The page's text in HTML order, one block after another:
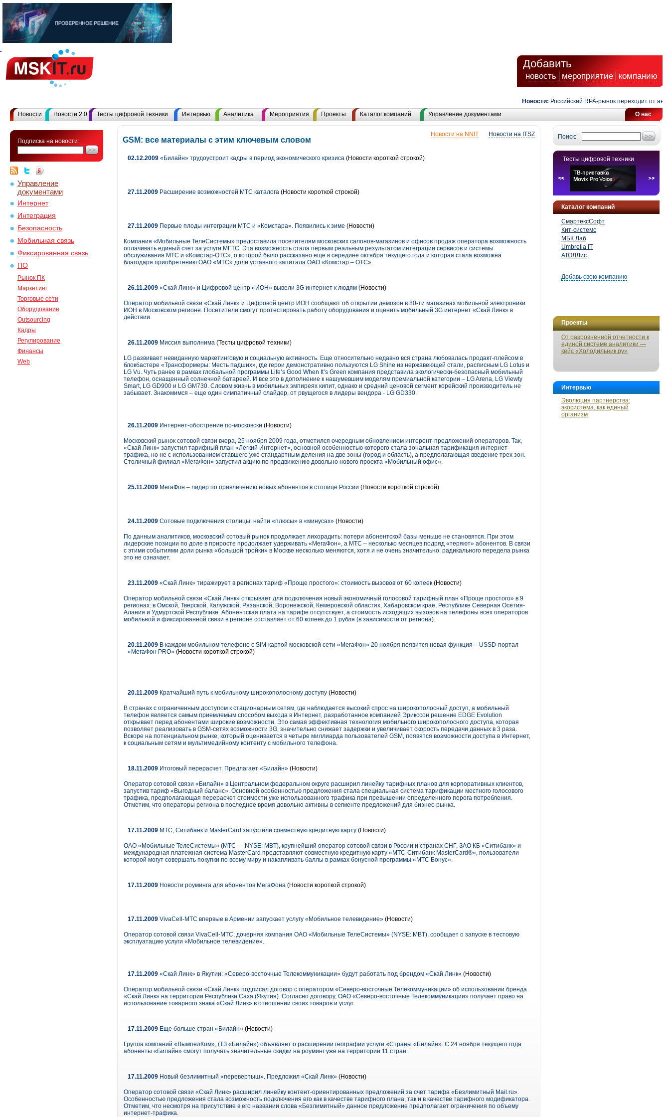
Добавить
новость мероприятие компанию
Новости: Российский RPA-рынок переходит от
О нас
Новости Новости 2.0 Тесты цифровой техники Интервью Аналитика Мероприятия Проекты Каталог компаний Управление документами
Подписка на новости:
Управление
документами
Интернет
Интеграция
Безопасность
Мобильная связь
Фиксированная связь
ПО
Рынок ПК
Маркетинг
Торговые сети
Оборудование
Outsourcing
Кадры
Регулирование
Финансы
Web
Поиск:
Тесты цифровой техники
Каталог компаний
СмартексСофт
Кит-системс
МБК Лаб
Umbrella IT
АТОЛЛис
Добавь свою компанию
Проекты
От разрозненной отчетности к
единой системе аналитики —
кейс «Холодильник.ру»
Интервью
Эволюция партнерства:
экосистема, как единый
организм
Новости на ITSZ
Новости на NNIT
GSM: все материалы с этим ключевым словом
02.12.2009 «Билайн» трудоустроит кадры в период экономического кризиса (Новости короткой строкой)
27.11.2009 Расширение возможностей МТС каталога (Новости короткой строкой)
27.11.2009 Первые плоды интеграции МТС и «Комстара». Появились к зиме (Новости)
Компания «Мобильные ТелеСистемы» предоставила посетителям московских салонов-магазинов и офисов продаж оператора возможность
оплачивать единый счет за услуги МГТС. Эта возможность стала первым реальным результатом интеграции сервисов и системы
обслуживания МТС и «Комстар-ОТС», о которой было рассказано еще в середине октября текущего года и которая стала возможна
благодаря приобретению ОАО «МТС» доли уставного капитала ОАО «Комстар – ОТС».
26.11.2009 «Скай Линк» и Цифровой центр «ИОН» вывели 3G интернет к людям (Новости)
Оператор мобильной связи «Скай Линк» и Цифровой центр ИОН сообщают об открытии демозон в 80-ти магазинах мобильной электроники
ИОН в Московском регионе. Посетители смогут протестировать работу оборудования и оценить мобильный 3G интернет «Скай Линк» в
действии.
26.11.2009 Миссия выполнима (Тесты цифровой техники)
LG развивает невиданную маркетинговую и социальную активность. Еще относительно недавно вся страна любовалась продакт-плейсом в
блокбастере «Трансформеры: Месть падших», где герои демонстративно пользуются LG Shine из нержавеющей стали, расписным LG Lotus и
LG Vu. Чуть ранее в рамках глобальной программы Life’s Good When It’s Green компания представила экологически-безопасный мобильный
телефон, оснащенный солнечной батареей. И все это в дополнение к нашумевшим моделям премиальной категории – LG Arena, LG Viewty
Smart, LG GD900 и LG GM730. Словом жизнь в мобильных эмпиреях кипит, однако и средний ценовой сегмент корейский производитель не
забывает. Знакомимся – еще один симпатичный слайдер, от рвущегося в лидеры вендора - LG GD330.
26.11.2009 Интернет-обострение по-московски (Новости)
Московский рынок сотовой связи вчера, 25 ноября 2009 года, отметился очередным обновлением интерент-предложений операторов. Так,
«Скай Линк» запустил тарифный план «Легкий Интернет», основной особенностью которого стала зональная тарификация интернет-
трафика, но не с использованием ставшего уже стандартным деления на две зоны (город и область), а предполагающая введение трех зон.
Столичный филиал «МегаФон» запустил акцию по продвижению довольно нового проекта «Мобильный офис».
25.11.2009 МегаФон – лидер по привлечению новых абонентов в столице России (Новости короткой строкой)
24.11.2009 Сотовые подключения столицы: найти «плюсы» в «минусах» (Новости)
По данным аналитиков, московский сотовый рынок продолжает лихорадить: потери абонентской базы меньше не становятся. При этом
лидерские позиции по доле в приросте продолжает удерживать «МегаФон», а МТС – несколько месяцев подряд «теряют» абонентов. В связи
с этими событиями доли рынка «большой тройки» в Москве несколько меняются, хотя и не очень значительно: радикального передела рынка
это не означает.
23.11.2009 «Скай Линк» тиражирует в регионах тариф «Проще простого»: стоимость вызовов от 60 копеек (Новости)
Оператор мобильной связи «Скай Линк» открывает для подключения новый экономичный голосовой тарифный план «Проще простого» в 9
регионах: в Омской, Тверской, Калужской, Рязанской, Воронежской, Кемеровской областях, Хабаровском крае, Республике Северная Осетия-
Алания и Удмуртской Республике. Абонентская плата на тарифе отсутствует, а стоимость исходящих вызовов на телефоны всех операторов
мобильной и фиксированной связи в регионе составляет от 60 копеек до 1 рубля (в зависимости от региона).
20.11.2009 В каждом мобильном телефоне с SIM-картой московской сети «МегаФон» 20 ноября появится новая функция – USSD-портал
«МегаФон PRO» (Новости короткой строкой)
20.11.2009 Кратчайший путь к мобильному широкополосному доступу (Новости)
В странах с ограниченным доступом к стационарным сетям, где наблюдается высокий спрос на широкополосный доступ, а мобильный
телефон является самым приемлемым способом выхода в Интернет, разработанное компанией Эрикссон решение EDGE Evolution
открывает перед абонентами широкие возможности. Это самая эффективная технология мобильного широкополосного доступа, которая
позволяет реализовать в GSM-сетях возможности 3G, значительно снижает задержки и увеличивает скорость передачи данных в 3 раза.
Вскоре на потенциальном рынке, который оценивается в четыре миллиарда пользователей GSM, появятся возможности доступа в Интернет,
к социальным сетям и мультимедийному контенту с мобильного телефона.
18.11.2009 Итоговый перерасчет. Предлагает «Билайн» (Новости)
Оператор сотовой связи «Билайн» в Центральном федеральном округе расширил линейку тарифных планов для корпоративных клиентов,
запустив тариф «Выгодный баланс». Основной особенностью предложения стала специальная система тарификации местного голосового
трафика, предполагающая перерасчет стоимости уже использованного трафика при превышении определенного порога потребления.
Отметим, что операторы региона в последнее время довольно активны в сегменте предложений для бизнес-рынка.
17.11.2009 МТС, Ситибанк и MasterCard запустили совместную кредитную карту (Новости)
ОАО «Мобильные ТелеСистемы» (МТС — NYSE: MBT), крупнейший оператор сотовой связи в России и странах СНГ, ЗАО КБ «Ситибанк» и
международная платежная система MasterCard представляют совместную кредитную карту «МТС-Ситибанк MasterCard®», пользователи
которой могут совершать покупки по всему миру и накапливать баллы в рамках бонусной программы «МТС Бонус».
17.11.2009 Новости роуминга для абонентов МегаФона (Новости короткой строкой)
17.11.2009 VivaCell-МТС впервые в Армении запускает услугу «Мобильное телевидение» (Новости)
Оператор сотовой связи VivaCell-МТС, дочерняя компания ОАО «Мобильные ТелеСистемы» (NYSE: MBT), сообщает о запуске в тестовую
эксплуатацию услуги «Мобильное телевидение».
17.11.2009 «Скай Линк» в Якутии: «Северо-восточные Телекоммуникации» будут работать под брендом «Скай Линк» (Новости)
Оператор мобильной связи «Скай Линк» подписал договор с оператором «Северо-восточные Телекоммуникации» об использовании бренда
«Скай Линк» на территории Республики Саха (Якутия). Согласно договору, ОАО «Северо-восточные Телекоммуникации» получает право на
использование товарного знака «Скай Линк» в отношении своих товаров и услуг.
17.11.2009 Еще больше стран «Билайн» (Новости)
Группа компаний «ВымпелКом», (ТЗ «Билайн») объявляет о расширении географии услуги «Страны «Билайн». С 24 ноября текущего года
абоненты «Билайн» смогут получать значительные скидки на роуминг уже на территории 11 стран.
17.11.2009 Новый безлимитный «перевертыш». Предложил «Скай Линк» (Новости)
Оператор сотовой связи «Скай Линк» расширил линейку контент-ориентированных предложений за счет тарифа «Безлимитный Mail.ru».
Особенностью предложения стала возможность подключения его как в качестве тарифного плана, так и в качестве тарифного модификатора.
Отметим, что несмотря на присутствие в его названии слова «Безлимитный» данное предложение предполагает ограничения по объему
интернет-трафика.